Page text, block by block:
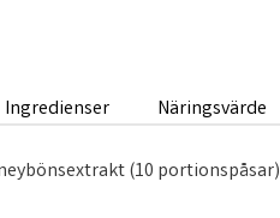
Ingredienser Näringsvärde
(10 portionspåsar)